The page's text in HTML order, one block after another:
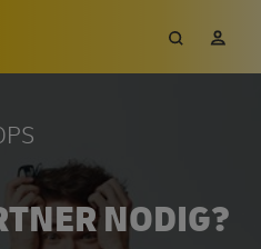
inhoud
gaan
eCommerce, ga naar de
Zoeken
NODIG?